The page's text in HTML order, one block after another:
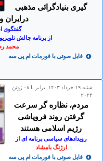
گیری بنیادگرائی مذهبی
گفتگوی
از برنامه چالش
محمد
فایل صوتی با فورمات ام پی سه
شنبه ۱۹ خرداد ۱۴۰۳ برابر با ۰۸ ژوئن
۲۰۲۴
مردم، نظاره گر سرعت
گرفتن روند فروپاشی
رژیم اسلامی هستند
رویدادهای سیاسی برنامه ای از
ارژنگ بامشاد
فایل صوتی با فورمات ام پی سه